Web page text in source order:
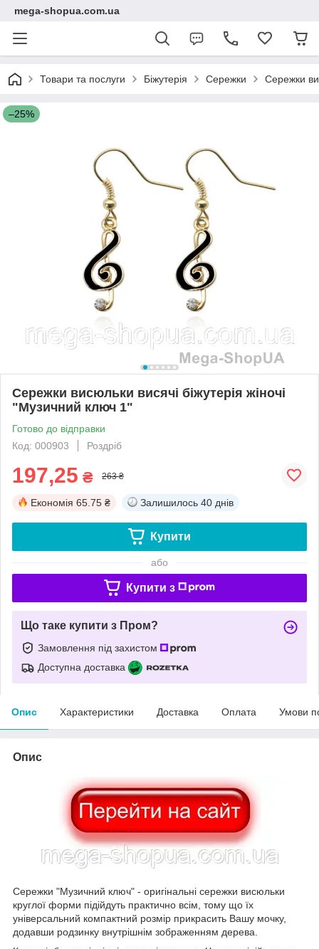
mega-shopua.com.ua
Товари та послуги Біжутерія Сережки Сережки
–25%
Сережки висюльки висячі біжутерія жіночі
"Музичний ключ 1"
Готово до відправки
Код: 000903
Роздріб
197,25 ₴ 263 ₴
Економія 65.75 ₴ Залишилось 40 днів
Купити
або
Купити з
Що таке купити з Пром?
Замовлення під захистом
Доступна доставка
Опис Характеристики Доставка Оплата Умови
Опис
Сережки "Музичний ключ" - оригінальні сережки висюльки
круглої форми підійдуть практично всім, тому що їх
універсальний компактний розмір прикрасить Вашу мочку,
додавши родзинку внутрішнім зображенням дерева.